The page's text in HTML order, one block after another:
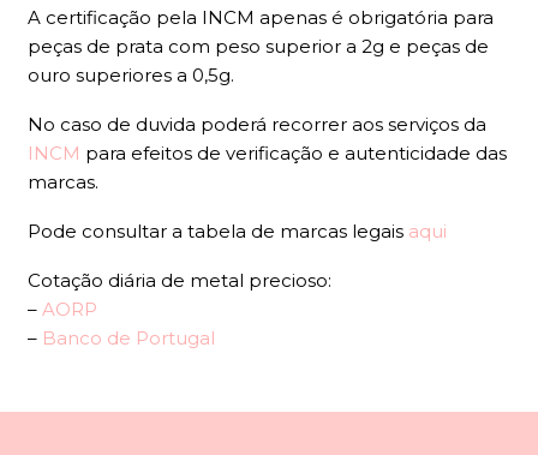
A certificação pela INCM apenas é obrigatória para
peças de prata com peso superior a 2g e peças de
ouro superiores a 0,5g.
No caso de duvida poderá recorrer aos serviços da
INCM para efeitos de verificação e autenticidade das
marcas.
Pode consultar a tabela de marcas legais aqui
Cotação diária de metal precioso:
– AORP
– Banco de Portugal